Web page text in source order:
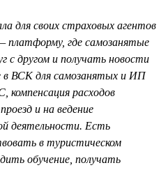
для своих страховых агентов
где самозанятые
с другом и получать новости
в ВСК для самозанятых и ИП
расходов
и на ведение
деятельности. Есть
в туристическом
обучение, получать